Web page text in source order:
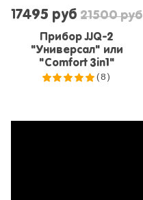
17495 руб 21500 руб
Прибор JJQ-2
"Универсал" или
"Comfort 3in1"
(8)